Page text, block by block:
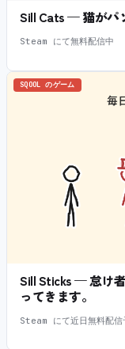
Sill Cats — 猫がパ
Steam にて無料配信中
SQOOL のゲーム
Sill Sticks — 怠け
ってきます。
Steam にて近日無料配信